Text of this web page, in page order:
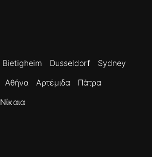
Bietigheim Dusseldorf
Sydney
Αθήνα Αρτέμιδα
Πάτρα
Νίκαια